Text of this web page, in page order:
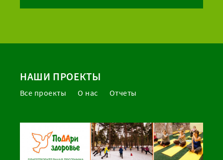
НАШИ ПРОЕКТЫ
Все проекты О нас Отчеты